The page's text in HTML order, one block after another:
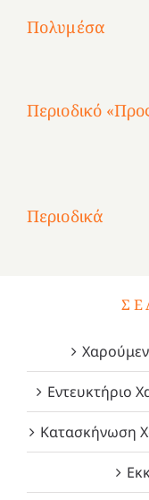
Πολυμέσα
Αγωνίστριες
Αθηνών
Αγωνίστριες
Αθηνών
Αγωνίστριες
Αθηνών
χρόνια
καρτερούμεν»
Περιοδικό
Περιοδικά
1821
Δεκέμβριος
2023!
Μάιος
2023!
Μάρτιος
2023!
Εντευκτήριο
Κατασκήνωση